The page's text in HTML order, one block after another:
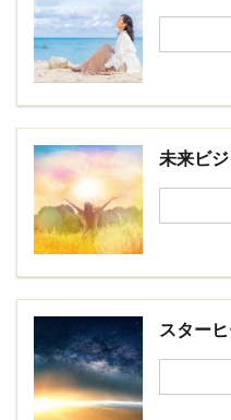
未来ビ
スター